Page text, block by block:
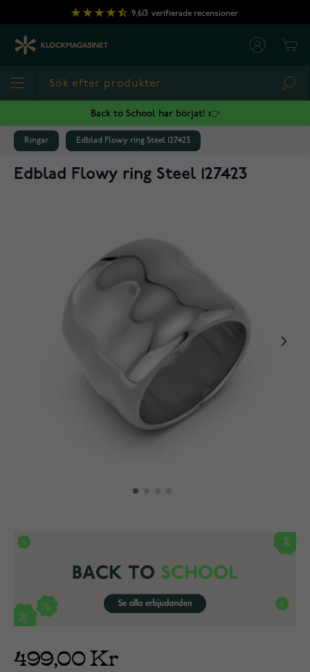
Hoppa till innehållet
9,613 verifierade recensioner
Back to School har börjat! 👉
Ringar Edblad Flowy ring Steel 127423
Edblad Flowy ring Steel 127423
499,00 Kr